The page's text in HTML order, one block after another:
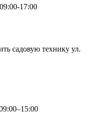
17:00
садовую технику ул.